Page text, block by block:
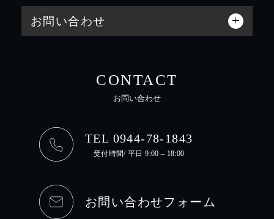
お問い合わせ
CONTACT
お問い合わせ
TEL 0944-78-1843
受付時間/ 平日 9:00 – 18:00
お問い合わせフォーム